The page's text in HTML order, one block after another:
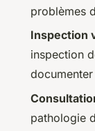
problèmes
Inspection
inspection
pathologie